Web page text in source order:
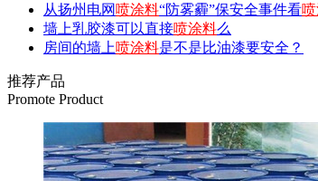
从扬州电网 喷涂料“防雾霾”保安全事件看
墙上乳胶漆可以直接喷涂料么
房间的墙上喷涂料是不是比油漆要安全？
推荐产品
Promote Product